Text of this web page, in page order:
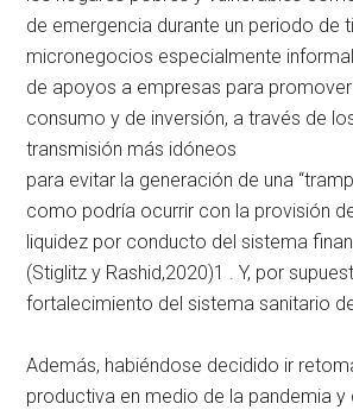
de emergencia durante un periodo de
micronegocios especialmente
de apoyos a empresas para
consumo y de inversión, a través de
transmisión más idóneos
para evitar la generación de una
como podría ocurrir con la provisión
liquidez por conducto del sistema
(Stiglitz y Rashid,2020)1 . Y, por
fortalecimiento del sistema sanitario
Además, habiéndose decidido ir
productiva en medio de la pandemia y